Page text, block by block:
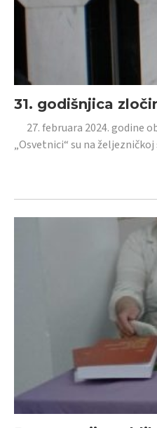
31. godišnjica
27. februara 2024. godine
„Osvetnici“ su na